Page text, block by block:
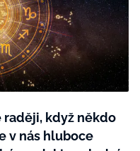
- 599 KČ
SVĚT ŽENY +
raději, když někdo
v nás hluboce